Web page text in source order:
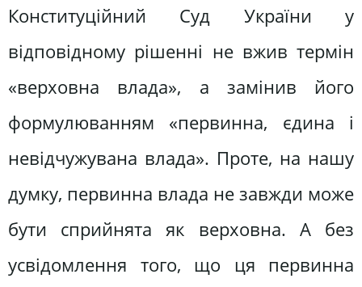
Конституційний Суд України у
відповідному рішенні не вжив термін
«верховна влада», а замінив його
формулюванням «первинна, єдина і
невідчужувана влада». Проте, на нашу
думку, первинна влада не завжди може
бути сприйнята як верховна. А без
усвідомлення того, що ця первинна